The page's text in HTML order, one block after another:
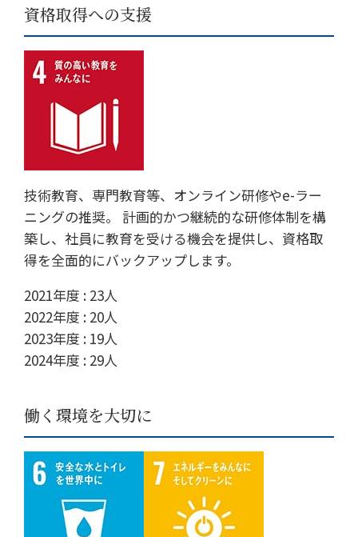
資格取得への支援
技術教育、専門教育等、オンライン研修やe-ラー
ニングの推奨。 計画的かつ継続的な研修体制を構
築し、社員に教育を受ける機会を提供し、資格取
得を全面的にバックアップします。
2021年度 : 23人
2022年度 : 20人
2023年度 : 19人
2024年度 : 29人
働く環境を大切に